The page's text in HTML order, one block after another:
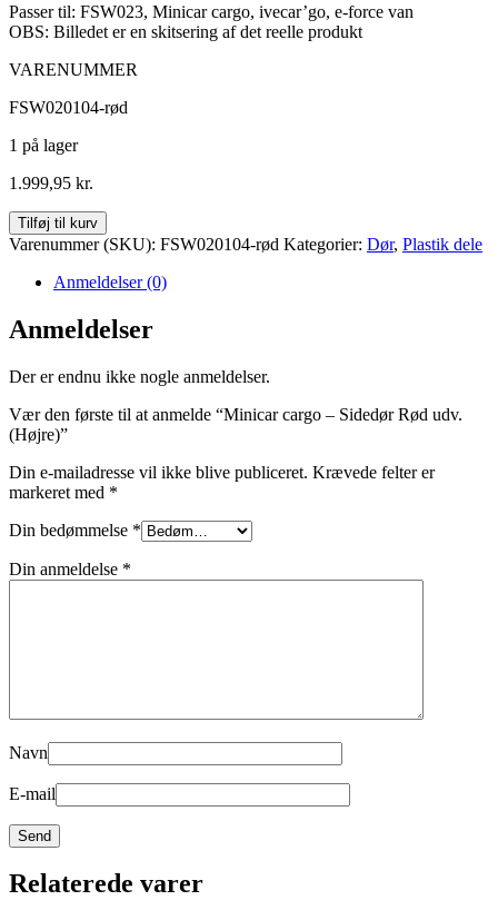
Passer til: FSW023, Minicar cargo, ivecar’go, e-force van
OBS: Billedet er en skitsering af det reelle produkt
VARENUMMER
FSW020104-rød
1 på lager
1.999,95 kr.
Minicar
cargo
Sidedør
udv.
(Højre)
Tilføj til kurv
Varenummer (SKU): FSW020104-rød Kategorier: Dør, Plastik dele
Anmeldelser (0)
Anmeldelser
Der er endnu ikke nogle anmeldelser.
Vær den første til at anmelde “Minicar cargo – Sidedør Rød udv.
(Højre)”
Din e-mailadresse vil ikke blive publiceret. Krævede felter er
markeret med *
Din bedømmelse *
Din anmeldelse *
Navn
E-mail
Relaterede varer